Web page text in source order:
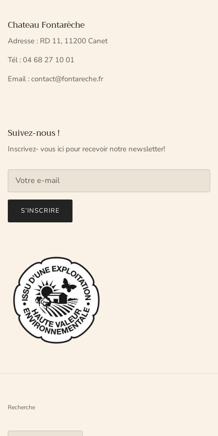
Chateau Fontarèche
Adresse : RD 11, 11200 Canet
Tél : 04 68 27 10 01
Email : contact@fontareche.fr
Suivez-nous !
Inscrivez- vous ici pour recevoir notre newsletter!
S’INSCRIRE
Recherche
Pays